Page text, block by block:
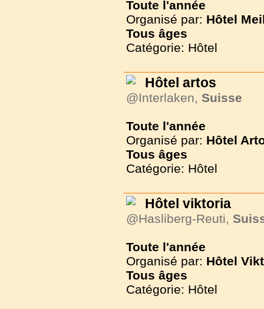
Toute l'année
Organisé par: Hôtel
Tous âges
Catégorie: Hôtel
Hôtel artos
@Interlaken, Suisse
Toute l'année
Organisé par: Hôtel
Tous âges
Catégorie: Hôtel
Hôtel viktoria
@Hasliberg-Reuti,
Toute l'année
Organisé par: Hôtel
Tous âges
Catégorie: Hôtel